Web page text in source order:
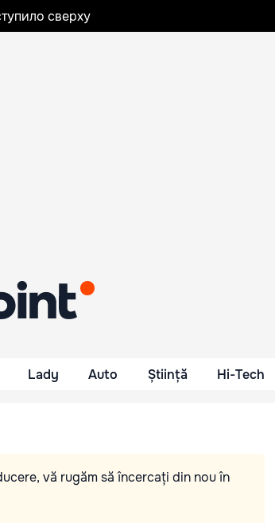
сверху
Lady Auto Știință Hi-Tech
vă rugăm să încercați din nou în